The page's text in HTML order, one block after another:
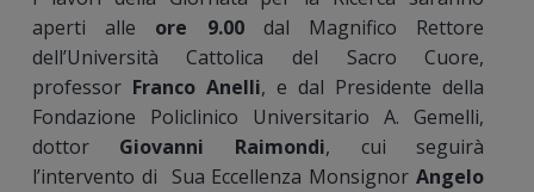
aperti alle ore 9.00dal Magnifico Rettore
dell’Università Cattolica del Sacro Cuore,
professor Franco Anelli, e dal Presidente della
Fondazione Policlinico Universitario A. Gemelli,
dottor Giovanni Raimondi, cui seguirà
l’intervento di Sua Eccellenza Monsignor Angelo